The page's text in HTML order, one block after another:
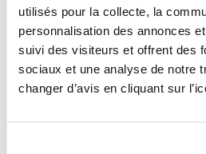
utilisés pour la collecte, la
personnalisation des annonces
suivi des visiteurs et offrent des
sociaux et une analyse de notre
changer d’avis en cliquant sur
Avec le nouveau coefficient
appartements récents
seront parmi les mieux